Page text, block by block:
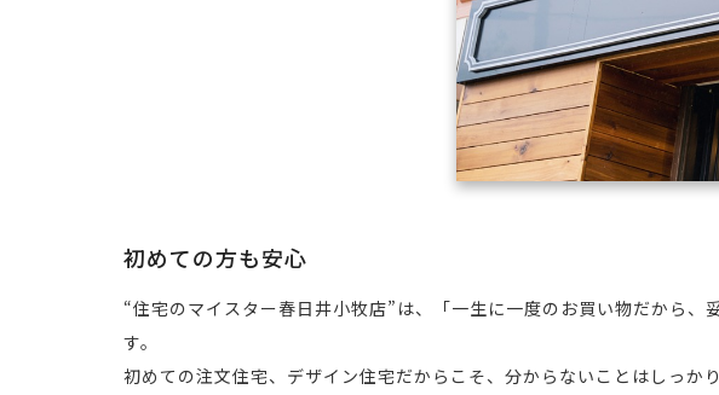
初めての方も安心
“住宅のマイスター春日井小牧店”は、「一生に一度のお買い物だから
す。
初めての注文住宅、デザイン住宅だからこそ、分からないことはしっか